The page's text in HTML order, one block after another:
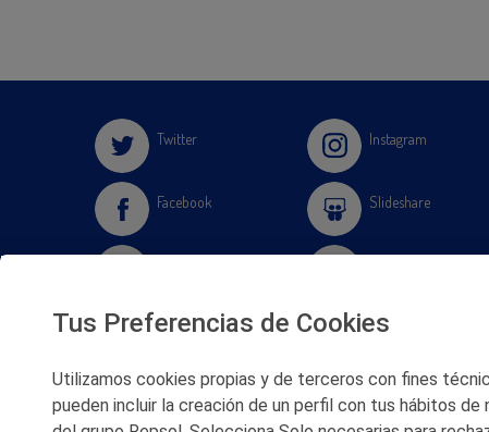
Twitter
Facebook
Flickr
Instagram
Slideshare
Tus Preferencias de Cookies
Utilizamos cookies propias y de terceros con fines
pueden incluir la creación de un perfil con tus hábitos